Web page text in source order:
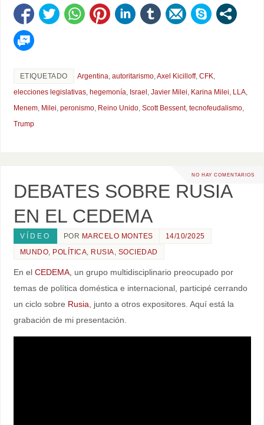
ETIQUETADO Argentina, autoritarismo,Axel Kicilloff, CFK,
elecciones legislativas, hegemonía, Israel , Javier Milei, Karina Milei, LLA,
Menem, Milei, peronismo, Reino Unido, Scott Bessent, tecnofeudalismo,
Trump
NO HAY COMENTARIOS
DEBATES SOBRE RUSIA
EN EL CEDEMA
VÍDEO POR MARCELO MONTES
14/10/2025
MUNDO, POLÍTICA, RUSIA, SOCIEDAD
En el CEDEMA, un grupo multidisciplinario preocupado por
temas de política doméstica e internacional, participé cerrando
un ciclo sobre Rusia , junto a otros expositores. Aquí está la
grabación de mi presentación.